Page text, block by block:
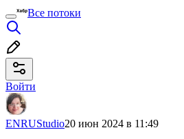
Все потоки
Войти
ENRUStudio20 июн 2024 в 11:49